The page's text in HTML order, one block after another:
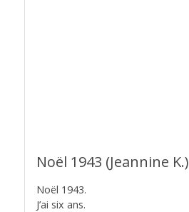
Noël 1943 (Jeannine K.)
Noël 1943.
J’ai six ans.